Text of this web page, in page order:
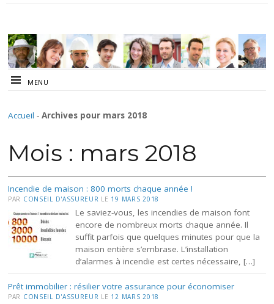
MENU
Accueil - Archives pour mars 2018
Mois : mars 2018
Incendie de maison : 800 morts chaque année !
PAR CONSEIL D'ASSUREUR LE 19 MARS 2018
Le saviez-vous, les incendies de maison font
encore de nombreux morts chaque année. Il
suffit parfois que quelques minutes pour que la
maison entière s’embrase. L’installation
d’alarmes à incendie est certes nécessaire, […]
Prêt immobilier : résilier votre assurance pour économiser
PAR CONSEIL D'ASSUREUR LE 12 MARS 2018